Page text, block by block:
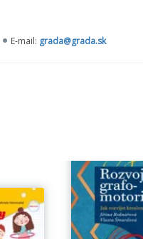
E-mail: grada@grada.sk